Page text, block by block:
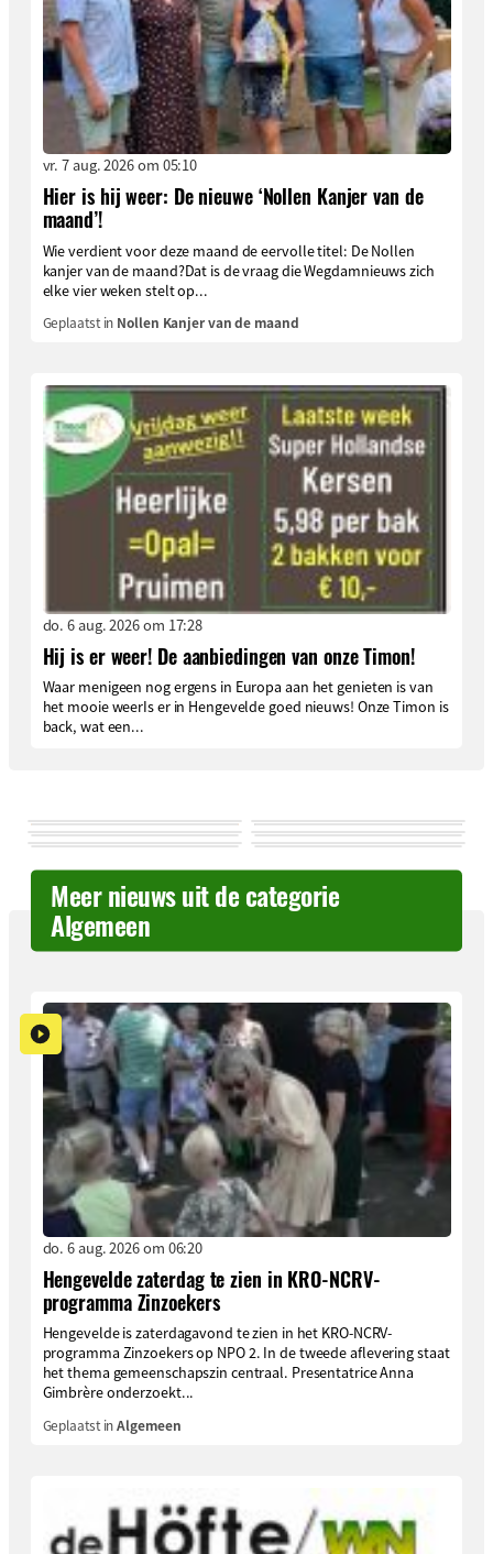
vr. 7 aug. 2026 om 05:10
Hier is hij weer: De nieuwe ‘Nollen Kanjer van de
maand’!
Wie verdient voor deze maand de eervolle titel: De Nollen
kanjer van de maand?Dat is de vraag die Wegdamnieuws zich
elke vier weken stelt op...
Geplaatst in Nollen Kanjer van de maand
do. 6 aug. 2026 om 17:28
Hij is er weer! De aanbiedingen van onze Timon!
Waar menigeen nog ergens in Europa aan het genieten is van
het mooie weerIs er in Hengevelde goed nieuws! Onze Timon is
back, wat een...
Meer nieuws uit de categorie
Algemeen
do. 6 aug. 2026 om 06:20
Hengevelde zaterdag te zien in KRO-NCRV-
programma Zinzoekers
Hengevelde is zaterdagavond te zien in het KRO-NCRV-
programma Zinzoekers op NPO 2. In de tweede aflevering staat
het thema gemeenschapszin centraal. Presentatrice Anna
Gimbrère onderzoekt...
Geplaatst inAlgemeen